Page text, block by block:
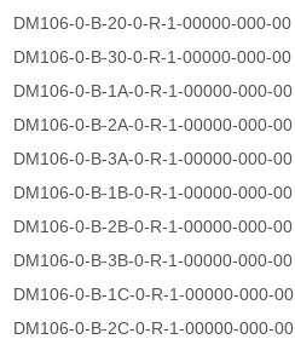
DM106-0-B-20-0-R-1-00000-000-00
DM106-0-B-30-0-R-1-00000-000-00
DM106-0-B-1A-0-R-1-00000-000-00
DM106-0-B-2A-0-R-1-00000-000-00
DM106-0-B-3A-0-R-1-00000-000-00
DM106-0-B-1B-0-R-1-00000-000-00
DM106-0-B-2B-0-R-1-00000-000-00
DM106-0-B-3B-0-R-1-00000-000-00
DM106-0-B-1C-0-R-1-00000-000-00
DM106-0-B-2C-0-R-1-00000-000-00